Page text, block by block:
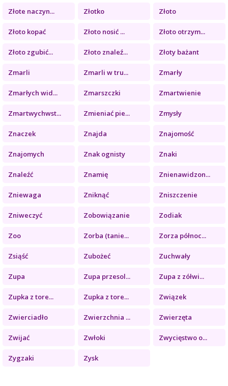
Złote naczyn... Złotko Złoto
Złoto kopać Złoto nosić ... Złoto otrzym...
Złoto zgubić... Złoto znaleź... Złoty bażant
Zmarli Zmarli w tru... Zmarły
Zmarłych wid... Zmarszczki Zmartwienie
Zmartwychwst... Zmieniać pie... Zmysły
Znaczek Znajda Znajomość
Znajomych Znak ognisty Znaki
Znaleźć Znamię Znienawidzon...
Zniewaga Zniknąć Zniszczenie
Zniweczyć Zobowiązanie Zodiak
Zoo Zorba (tanie... Zorza północ...
Zsiąść Zubożeć Zuchwały
Zupa Zupa przesol... Zupa z zółwi...
Zupka z tore... Zupka z tore... Związek
Zwierciadło Zwierzchnia ... Zwierzęta
Zwijać Zwłoki Zwycięstwo o...
Zygzaki Zysk